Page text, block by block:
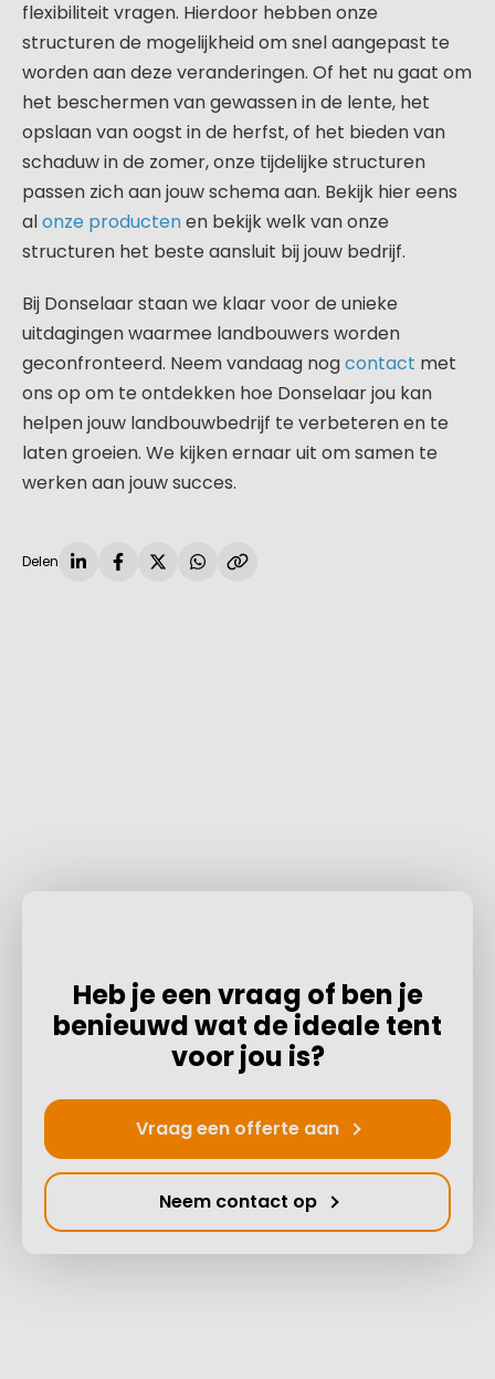
Delen
flexibiliteit vragen. Hierdoor hebben onze
structuren de mogelijkheid om snel aangepast te
worden aan deze veranderingen. Of het nu gaat om
het beschermen van gewassen in de lente, het
opslaan van oogst in de herfst, of het bieden van
schaduw in de zomer, onze tijdelijke structuren
passen zich aan jouw schema aan. Bekijk hier eens
alonze productenen bekijk welk van onze
structuren het beste aansluit bij jouw bedrijf.
Bij Donselaar staan we klaar voor de unieke
uitdagingen waarmee landbouwers worden
geconfronteerd. Neem vandaag nogcontact met
ons op om te ontdekken hoe Donselaar jou kan
helpen jouw landbouwbedrijf te verbeteren en te
laten groeien. We kijken ernaar uit om samen te
werken aan jouw succes.
Heb je een vraag of ben je
benieuwd wat de ideale tent
voor jou is?
Vraag een offerte aan
Neem contact op